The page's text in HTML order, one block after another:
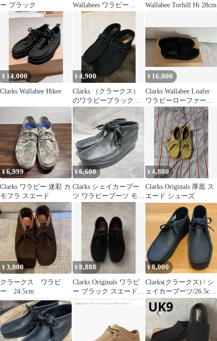
ー ブラック
Wallabees ワラビー
26.5cm ①‼️
Wallabee Torhill Hi 28cm
¥ 14,000
Clarks Wallabee Hiker
¥4,900
Clarks （クラークス）
のワラビーブラックス
エード 26cm used品
¥ 16,000
Clarks Wallabee Loafer
ワラビーローファー
size6
¥6,999
Clarks ワラビー 迷彩 カ
モフラ スエード
¥6,600
Clarks シェイカーブー
ツ ワラビーブーツ モカ
シン レザー26cm
¥4,800
Clarks Originals 厚底 ス
エード シューズ
¥3,000
クラークス ワラビ
ー 24.5cm
¥8,888
Clarks Originals ワラビ
ー ブラック スエード
26.5cm
¥8,000
Clarks(クラークス) / シ
ェイカーブーツ/26.5cm
/ 黒